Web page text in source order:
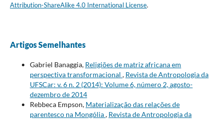
Attribution-ShareAlike 4.0 International License.
Artigos Semelhantes
Gabriel Banaggia, Religiões de matriz africana em
perspectiva transformacional , Revista de Antropologia da
UFSCar: v. 6 n. 2 (2014): Volume 6, número 2, agosto-
dezembro de 2014
Rebbeca Empson, Materialização das relações de
parentesco na Mongólia, Revista de Antropologia da